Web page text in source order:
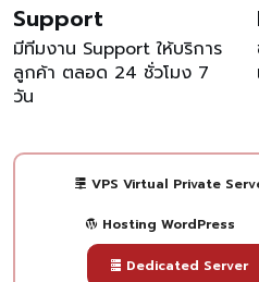
Support
มีทีมงาน Support ให้บริการ
ลูกค้า ตลอด 24 ชั่วโมง 7
วัน
VPS Virtual Private
Hosting WordPress
Dedicated Server